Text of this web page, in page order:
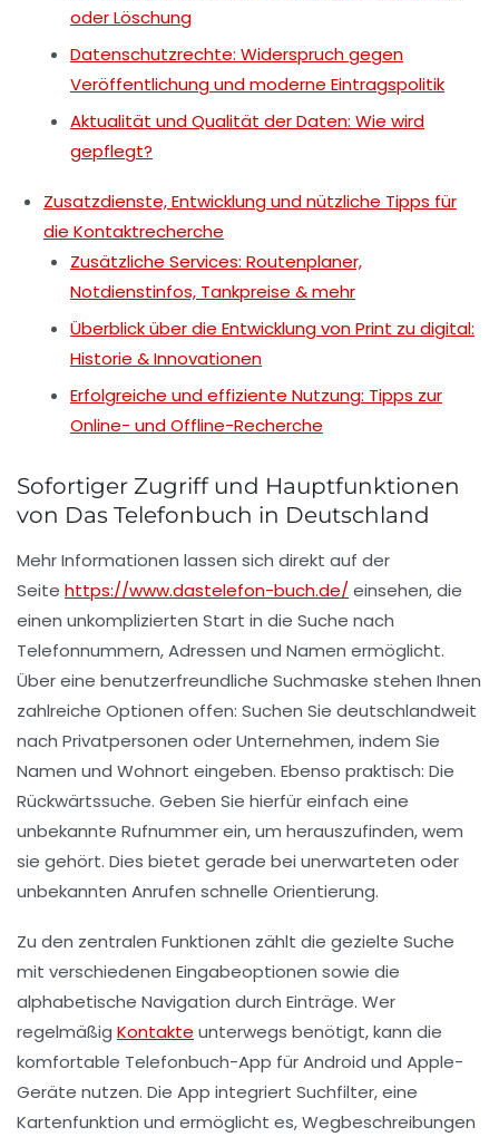
oder Löschung
Datenschutzrechte: Widerspruch gegen
Veröffentlichung und moderne Eintragspolitik
Aktualität und Qualität der Daten: Wie wird
gepflegt?
Zusatzdienste, Entwicklung und nützliche Tipps für
die Kontaktrecherche
Zusätzliche Services: Routenplaner,
Notdienstinfos, Tankpreise & mehr
Überblick über die Entwicklung von Print zu digital:
Historie & Innovationen
Erfolgreiche und effiziente Nutzung: Tipps zur
Online- und Offline-Recherche
Sofortiger Zugriff und Hauptfunktionen
von Das Telefonbuch in Deutschland
Mehr Informationen lassen sich direkt auf der
Seite https://www.dastelefon-buch.de/einsehen, die
einen unkomplizierten Start in die Suche nach
Telefonnummern, Adressen und Namen ermöglicht.
Über eine benutzerfreundliche Suchmaske stehen Ihnen
zahlreiche Optionen offen: Suchen Sie deutschlandweit
nach Privatpersonen oder Unternehmen, indem Sie
Namen und Wohnort eingeben. Ebenso praktisch: Die
Rückwärtssuche. Geben Sie hierfür einfach eine
unbekannte Rufnummer ein, um herauszufinden, wem
sie gehört. Dies bietet gerade bei unerwarteten oder
unbekannten Anrufen schnelle Orientierung.
Zu den zentralen Funktionen zählt die gezielte Suche
mit verschiedenen Eingabeoptionen sowie die
alphabetische Navigation durch Einträge. Wer
regelmäßig Kontakte unterwegs benötigt, kann die
komfortable Telefonbuch-App für Android und Apple-
Geräte nutzen. Die App integriert Suchfilter, eine
Kartenfunktion und ermöglicht es, Wegbeschreibungen